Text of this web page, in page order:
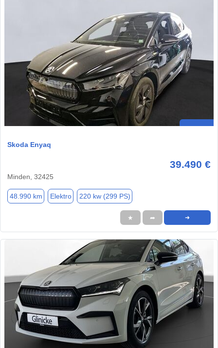
Skoda Enyaq
39.490 €
Minden, 32425
48.990 km Elektro 220 kw (299 PS)
★ ➦ ➜